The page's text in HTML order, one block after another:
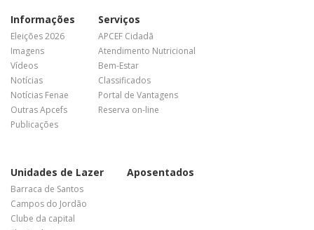
Informações
Eleições 2026
Imagens
Vídeos
Notícias
Notícias Fenae
Outras Apcefs
Publicações
Serviços
APCEF Cidadã
Atendimento Nutricional
Bem-Estar
Classificados
Portal de Vantagens
Reserva on-line
Unidades de Lazer
Barraca de Santos
Campos do Jordão
Clube da capital
Aposentados